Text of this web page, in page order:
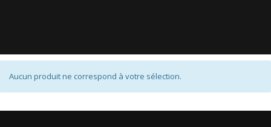
Aucun produit ne correspond à votre sélection.